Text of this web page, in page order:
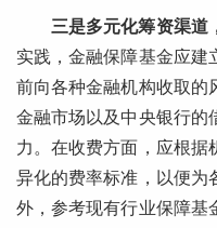
三是多元化筹资渠道
实践，金融保障基金应建
前向各种金融机构收取的
金融市场以及中央银行的
力。在收费方面，应根据
异化的费率标准，以便为
外，参考现有行业保障基